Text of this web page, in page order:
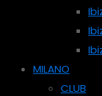
MILANO
CLUB